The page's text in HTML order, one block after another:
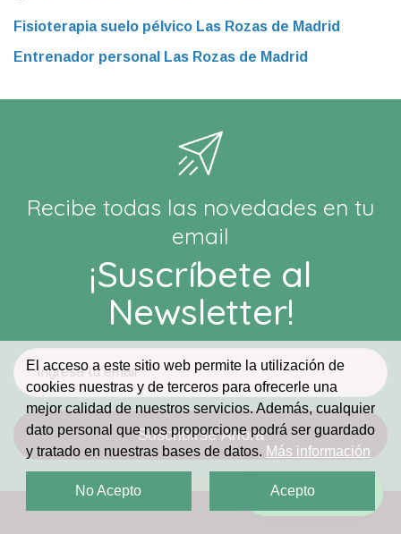
¡Escríbenos!
Fisioterapia suelo pélvico Las Rozas de Madrid
Entrenador personal Las Rozas de Madrid
Recibe todas las novedades en tu
email
¡Suscríbete al
Newsletter!
El acceso a este sitio web permite la utilización de
cookies nuestras y de terceros para ofrecerle una
mejor calidad de nuestros servicios. Además, cualquier
dato personal que nos proporcione podrá ser guardado
y tratado en nuestras bases de datos. Más información
No Acepto Acepto